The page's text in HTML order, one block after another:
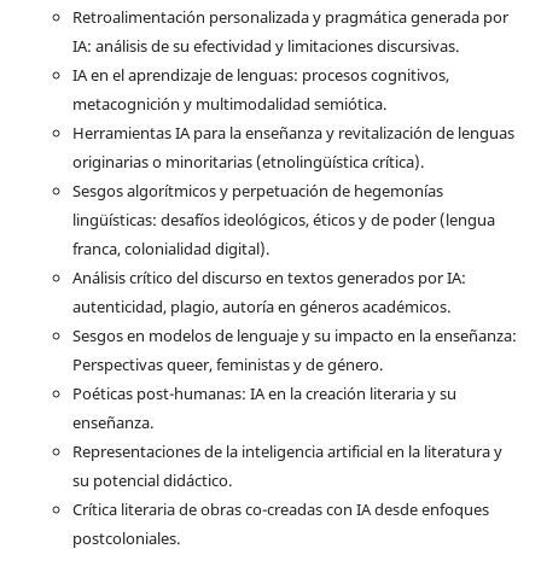
Retroalimentación personalizada y pragmática generada por
IA: análisis de su efectividad y limitaciones discursivas.
IA en el aprendizaje de lenguas: procesos cognitivos,
metacognición y multimodalidad semiótica.
Herramientas IA para la enseñanza y revitalización de lenguas
originarias o minoritarias (etnolingüística crítica).
Sesgos algorítmicos y perpetuación de hegemonías
lingüísticas: desafíos ideológicos, éticos y de poder (lengua
franca, colonialidad digital).
Análisis crítico del discurso en textos generados por IA:
autenticidad, plagio, autoría en géneros académicos.
Sesgos en modelos de lenguaje y su impacto en la enseñanza:
Perspectivas queer, feministas y de género.
Poéticas post-humanas: IA en la creación literaria y su
enseñanza.
Representaciones de la inteligencia artificial en la literatura y
su potencial didáctico.
Crítica literaria de obras co-creadas con IA desde enfoques
postcoloniales.